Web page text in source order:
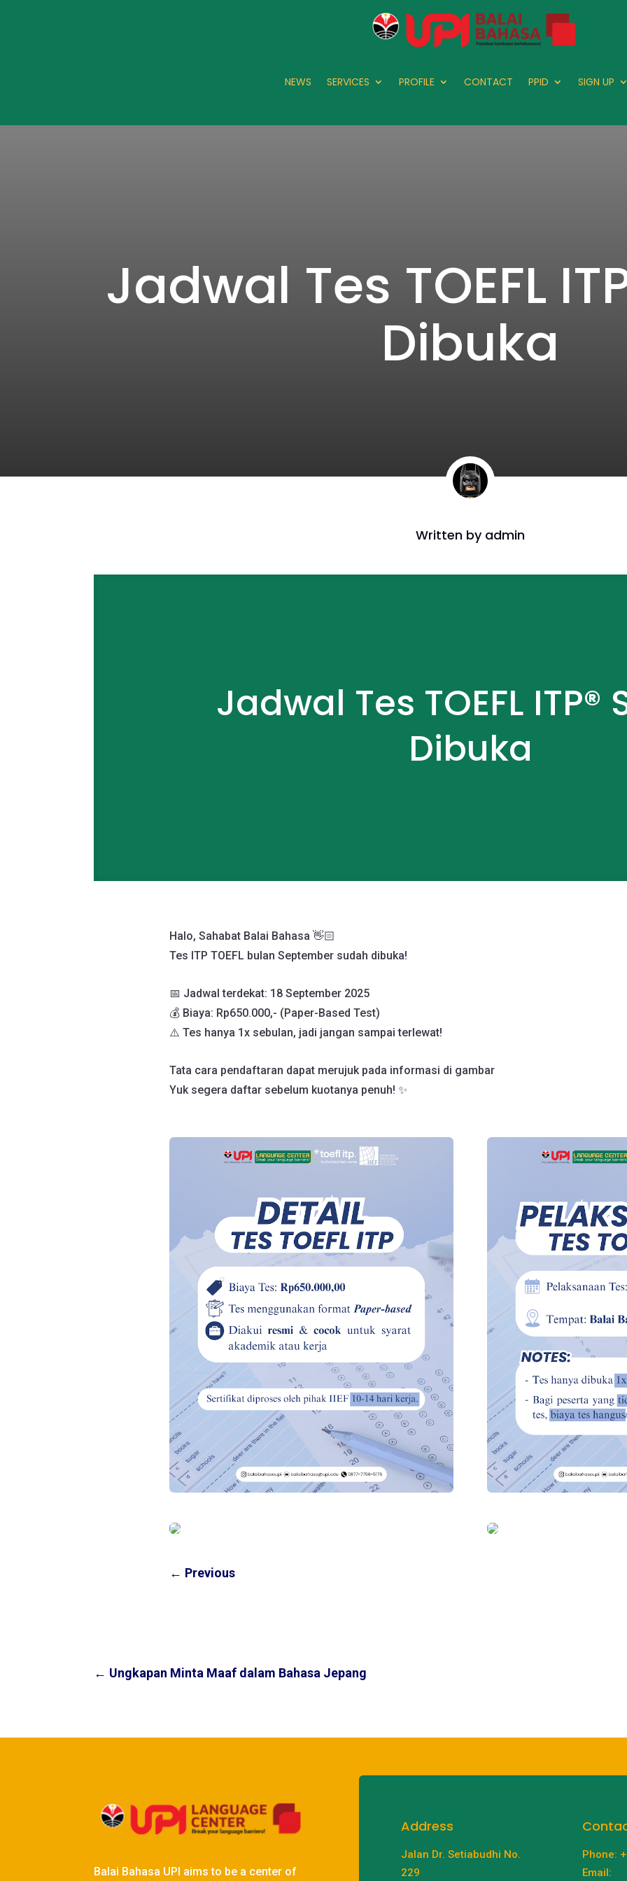
NEWS SERVICES PROFILE CONTACT PPID SIGN UP
Jadwal Tes TOEFL
Dibuka
Written by admin
Jadwal Tes TOEFL ITP®
Dibuka
Halo, Sahabat Balai Bahasa 👋🏻
Tes ITP TOEFL bulan September sudah dibuka!
📅 Jadwal terdekat: 18 September 2025
💰 Biaya: Rp650.000,- (Paper-Based Test)
⚠️ Tes hanya 1x sebulan, jadi jangan sampai terlewat!
Tata cara pendaftaran dapat merujuk pada informasi di gambar
Yuk segera daftar sebelum kuotanya penuh! ✨
← Previous
← Ungkapan Minta Maaf dalam Bahasa Jepang
Balai Bahasa UPI aims to be a center of
Address
Jalan Dr. Setiabudhi No.
229
Phone:
Email: